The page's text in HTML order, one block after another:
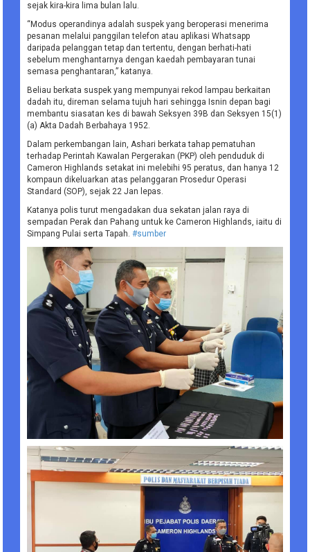
sejak kira-kira lima bulan lalu.
“Modus operandinya adalah suspek yang beroperasi menerima
pesanan melalui panggilan telefon atau aplikasi Whatsapp
daripada pelanggan tetap dan tertentu, dengan berhati-hati
sebelum menghantarnya dengan kaedah pembayaran tunai
semasa penghantaran,” katanya.
Beliau berkata suspek yang mempunyai rekod lampau berkaitan
dadah itu, direman selama tujuh hari sehingga Isnin depan bagi
membantu siasatan kes di bawah Seksyen 39B dan Seksyen 15(1)
(a) Akta Dadah Berbahaya 1952.
Dalam perkembangan lain, Ashari berkata tahap pematuhan
terhadap Perintah Kawalan Pergerakan (PKP) oleh penduduk di
Cameron Highlands setakat ini melebihi 95 peratus, dan hanya 12
kompaun dikeluarkan atas pelanggaran Prosedur Operasi
Standard (SOP), sejak 22 Jan lepas.
Katanya polis turut mengadakan dua sekatan jalan raya di
sempadan Perak dan Pahang untuk ke Cameron Highlands, iaitu di
Simpang Pulai serta Tapah.#sumber